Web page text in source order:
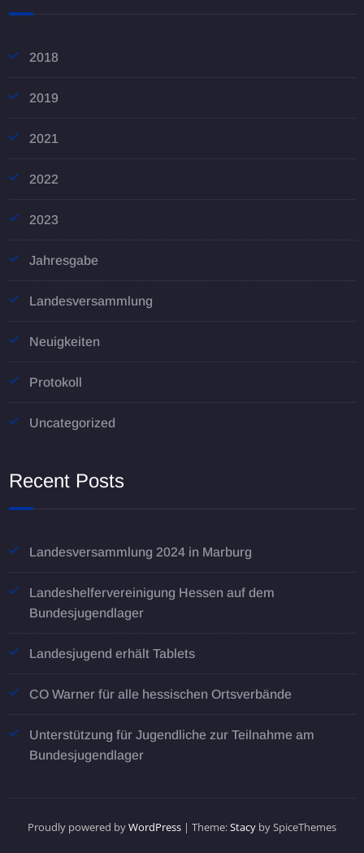
2018
2019
2021
2022
2023
Jahresgabe
Landesversammlung
Neuigkeiten
Protokoll
Uncategorized
Recent Posts
Landesversammlung 2024 in Marburg
Landeshelfervereinigung Hessen auf dem
Bundesjugendlager
Landesjugend erhält Tablets
CO Warner für alle hessischen Ortsverbände
Unterstützung für Jugendliche zur Teilnahme am
Bundesjugendlager
Proudly powered byWordPress | Theme:Stacy by SpiceThemes